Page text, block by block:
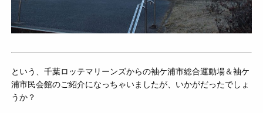
という、千葉ロッテマリーンズからの袖ケ浦市総合運動場＆袖ケ
浦市民会館のご紹介になっちゃいましたが、いかがだったでしょ
うか？